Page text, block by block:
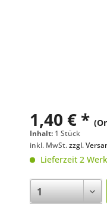
1,40 € *
Inhalt: 1 Stück
inkl. MwSt.zzgl.
Lieferzeit 2